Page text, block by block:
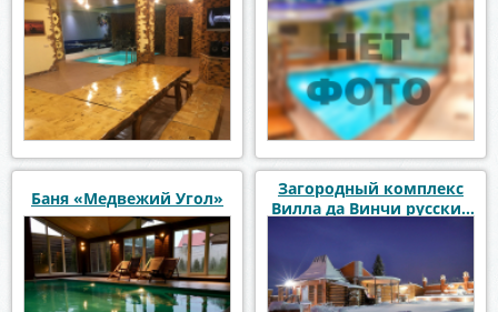
Баня «Медвежий Угол»
Загородный комплекс
Вилла да Винчи русские